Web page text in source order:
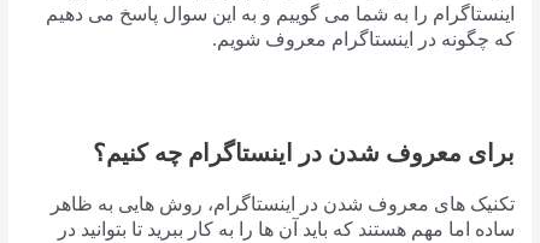
اینستاگرام را به شما می گوییم و به این سوال پاسخ می دهیم
که چگونه در اینستاگرام معروف شویم.
برای معروف شدن در اینستاگرام چه کنیم؟
تکنیک های معروف شدن در اینستاگرام، روش هایی به ظاهر
ساده اما مهم هستند که باید آن ها را به کار ببرید تا بتوانید در